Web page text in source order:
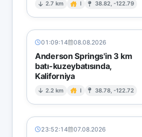
2.7 km I 38.82, -122.79
01:09:14 08.08.2026
Anderson Springs'in 3 km
batı-kuzeybatısında,
Kaliforniya
2.2 km I 38.78, -122.72
23:52:14 07.08.2026